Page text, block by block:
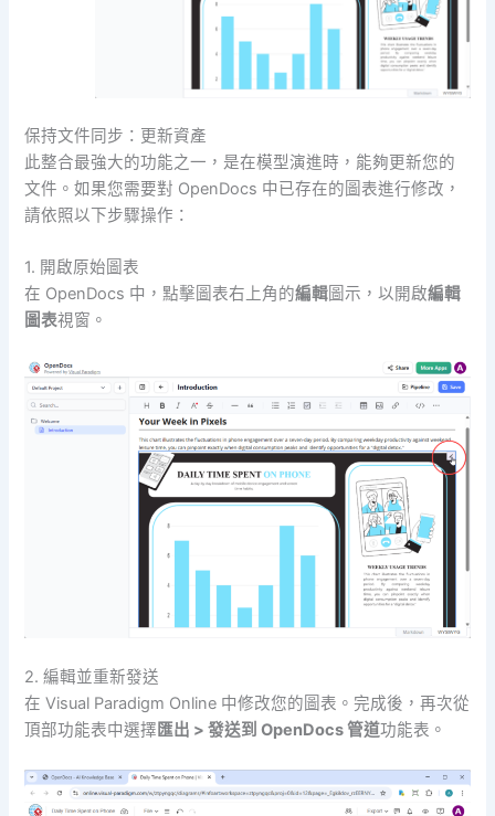
保持文件同步：更新資產
此整合最強大的功能之一，是在模型演進時，能夠更新您的
文件。如果您需要對 OpenDocs 中已存在的圖表進行修改，
請依照以下步驟操作：
1. 開啟原始圖表
在 OpenDocs 中，點擊圖表右上角的編輯圖示，以開啟編輯
圖表視窗。
2. 編輯並重新發送
在 Visual Paradigm Online 中修改您的圖表。完成後，再次從
頂部功能表中選擇 匯出 > 發送到 OpenDocs 管道功能表。